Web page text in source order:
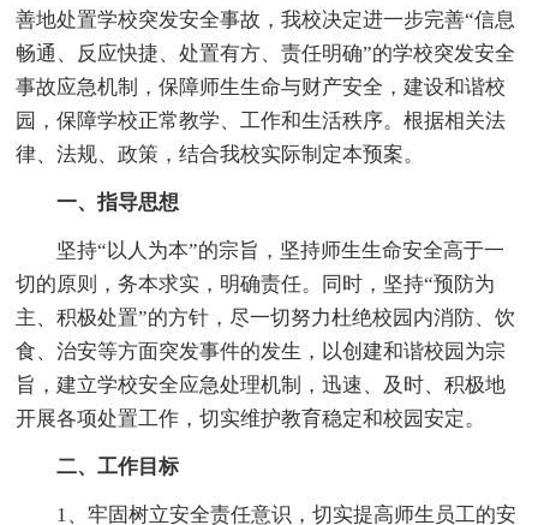
善地处置学校突发安全事故，我校决定进一步完善“信息
畅通、反应快捷、处置有方、责任明确”的学校突发安全
事故应急机制，保障师生生命与财产安全，建设和谐校
园，保障学校正常教学、工作和生活秩序。根据相关法
律、法规、政策，结合我校实际制定本预案。
一、指导思想
坚持“以人为本”的宗旨，坚持师生生命安全高于一
切的原则，务本求实，明确责任。同时，坚持“预防为
主、积极处置”的方针，尽一切努力杜绝校园内消防、饮
食、治安等方面突发事件的发生，以创建和谐校园为宗
旨，建立学校安全应急处理机制，迅速、及时、积极地
开展各项处置工作，切实维护教育稳定和校园安定。
二、工作目标
1、牢固树立安全责任意识，切实提高师生员工的安